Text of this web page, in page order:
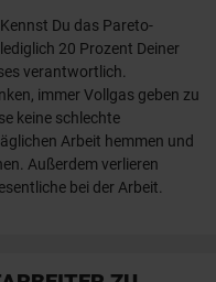
Kennst Du das Pareto-
20 Prozent Deiner
verantwortlich.
immer Vollgas geben zu
keine schlechte
Arbeit hemmen und
Außerdem verlieren
bei der Arbeit.